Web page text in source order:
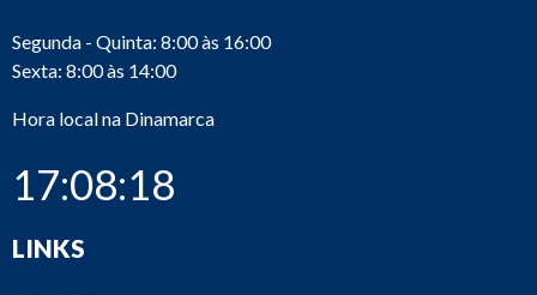
Segunda - Quinta: 8:00 às 16:00
Sexta: 8:00 às 14:00
Hora local na Dinamarca
17:08:18
LINKS